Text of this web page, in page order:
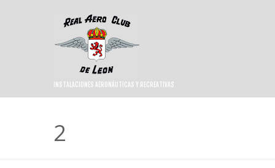
INSTALACIONES AERONÁUTICAS Y RECREATIVAS
2